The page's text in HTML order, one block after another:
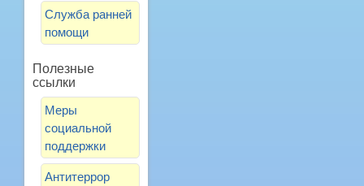
Служба ранней
помощи
Полезные
ссылки
Меры
социальной
поддержки
Антитеррор